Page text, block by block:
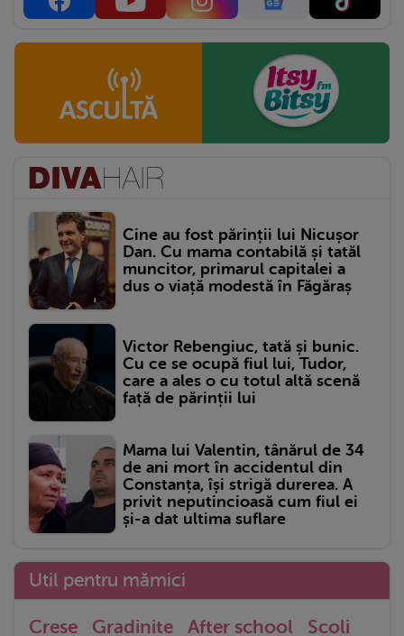
Cine au fost părinții lui Nicușor
Dan. Cu mama contabilă și tatăl
muncitor, primarul capitalei a
dus o viață modestă în Făgăraș
Victor Rebengiuc, tată și bunic.
Cu ce se ocupă fiul lui, Tudor,
care a ales o cu totul altă scenă
față de părinții lui
Mama lui Valentin, tânărul de 34
de ani mort în accidentul din
Constanța, își strigă durerea. A
privit neputincioasă cum fiul ei
și-a dat ultima suflare
Util pentru mămici
Crese Gradinite After school
Scoli